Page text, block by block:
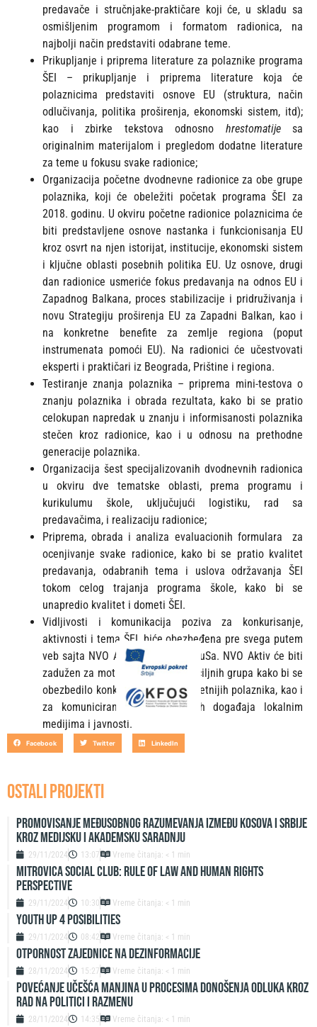
predavače i stručnjake-praktičare koji će, u skladu sa
osmišljenim programom i formatom radionica, na
najbolji način predstaviti odabrane teme.
Prikupljanje i priprema literature za polaznike programa
ŠEI – prikupljanje i priprema literature koja će
polaznicima predstaviti osnove EU (struktura, način
odlučivanja, politika proširenja, ekonomski sistem, itd);
kao i zbirke tekstova odnosno hrestomatije sa
originalnim materijalom i pregledom dodatne literature
za teme u fokusu svake radionice;
Organizacija početne dvodnevne radionice za obe grupe
polaznika, koji će obeležiti početak programa ŠEI za
2018. godinu. U okviru početne radionice polaznicima će
biti predstavljene osnove nastanka i funkcionisanja EU
kroz osvrt na njen istorijat, institucije, ekonomski sistem
i ključne oblasti posebnih politika EU. Uz osnove, drugi
dan radionice usmeriće fokus predavanja na odnos EU i
Zapadnog Balkana, proces stabilizacije i pridruživanja i
novu Strategiju proširenja EU za Zapadni Balkan, kao i
na konkretne benefite za zemlje regiona (poput
instrumenata pomoći EU). Na radionici će učestvovati
eksperti i praktičari iz Beograda, Prištine i regiona.
Testiranje znanja polaznika – priprema mini-testova o
znanju polaznika i obrada rezultata, kako bi se pratio
celokupan napredak u znanju i informisanosti polaznika
stečen kroz radionice, kao i u odnosu na prethodne
generacije polaznika.
Organizacija šest specijalizovanih dvodnevnih radionica
u okviru dve tematske oblasti, prema programu i
kurikulumu škole, uključujući logistiku, rad sa
predavačima, i realizaciju radionice;
Priprema, obrada i analiza evaluacionih formulara za
ocenjivanje svake radionice, kako bi se pratio kvalitet
predavanja, odabranih tema i uslova održavanja ŠEI
tokom celog trajanja programa škole, kako bi se
unapredio kvalitet i dometi ŠEI.
Vidljivosti i komunikacija poziva za konkurisanje,
aktivnosti i tema ŠEI, biće obezbeđena pre svega putem
veb sajta NVO Aktiva, KFOSa i EPuSa. NVO Aktiv će biti
zadužen za motivaciju odabranih ciljnih grupa kako bi se
obezbedilo konkurisanje što kvalitetnijih polaznika, kao i
za komuniciranje ŠEI i pratećih događaja lokalnim
medijima i javnosti.
Facebook Twitter LinkedIn
OSTALI PROJEKTI
Promovisanje međusobnog razumevanja između Kosova i Srbije
kroz medijsku i akademsku saradnju
29/11/2024 13:07 Vreme čitanja: < 1 min
Mitrovica Social Club: Rule of Law and Human Rights
Perspective
29/11/2024 10:30 Vreme čitanja: < 1 min
Youth up 4 Posibilities
29/11/2024 08:42 Vreme čitanja: < 1 min
Otpornost zajednice na dezinformacije
28/11/2024 15:27 Vreme čitanja: < 1 min
Povećanje učešća manjina u procesima donošenja odluka kroz
rad na politici i razmenu
28/11/2024 14:35 Vreme čitanja: < 1 min